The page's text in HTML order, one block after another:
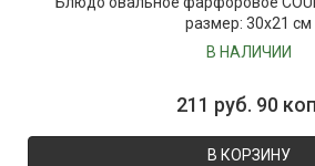
размер: 30х21 см
В НАЛИЧИИ
211 руб. 90
В КОРЗИНУ